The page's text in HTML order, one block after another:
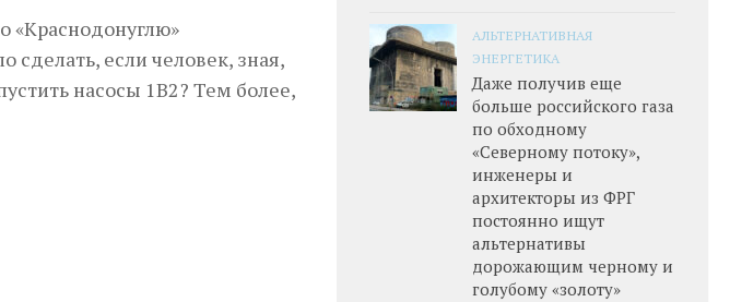
«Краснодонуглю»
сделать, если человек, зная,
насосы 1В2? Тем более,
АЛЬТЕРНАТИВНАЯ
ЭНЕРГЕТИКА
Даже получив еще
больше российского газа
по обходному
«Северному потоку»,
инженеры и
архитекторы из ФРГ
постоянно ищут
альтернативы
дорожающим черному и
голубому «золоту»